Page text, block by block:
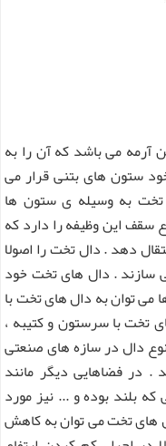
آرمه می باشد که آن را به
ستون های بتنی قرار می
به وسیله ی ستون ها
این وظیفه را دارد که
دهد . دال تخت را اصولا
با 20 سانتی متر می سازند . دال های تخت خود
می توان به دال های تخت با
تخت با سرستون و کتیبه ،
دال در سازه های صنعتی
. در فضاهایی دیگر مانند
که بلند بوده و ... نیز مورد
های تخت می توان به کاهش